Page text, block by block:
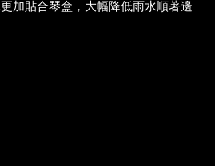
加貼合琴盒，大幅降低雨水順著邊